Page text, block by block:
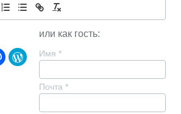
или как гость:
Имя *
Почта *